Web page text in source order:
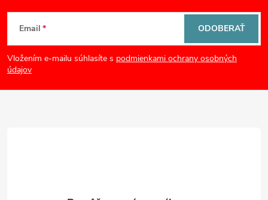
Z
á
p
Email
Vložením e-mailu súhlasíte s podmienkami ochrany osobných
údajov
ODOBERAŤ